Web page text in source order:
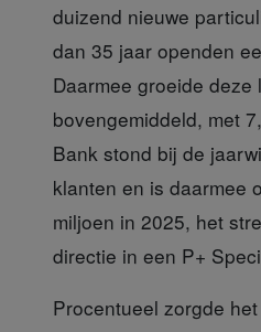
duizend nieuwe
dan 35 jaar openden
Daarmee groeide
bovengemiddeld, met
Bank stond bij de
klanten en is daarmee
miljoen in 2025, het
directie in een P+
Procentueel zorgde